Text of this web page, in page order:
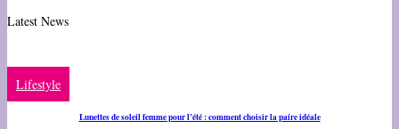
Latest News
Lifestyle
Lunettes de soleil femme pour l’été : comment choisir la paire idéale